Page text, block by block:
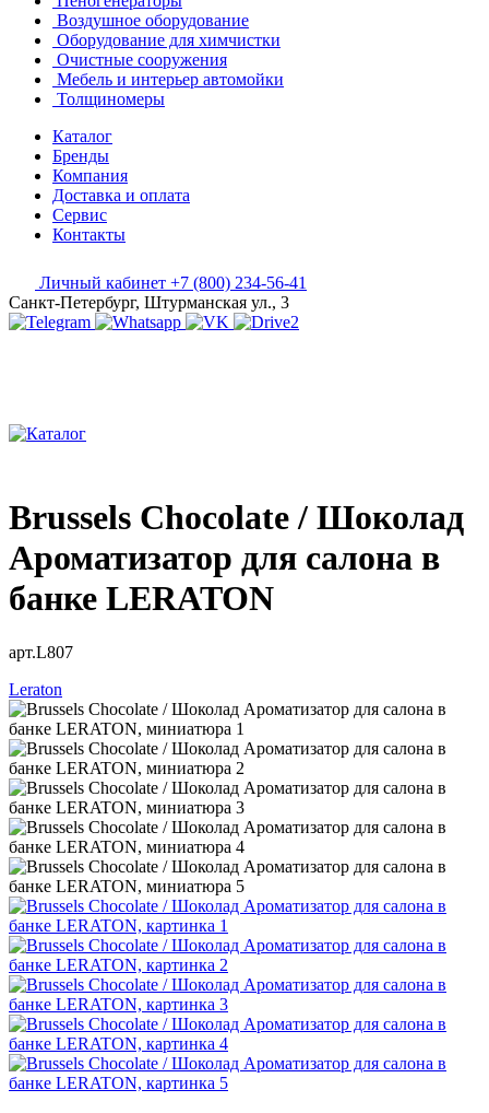
Воздушное оборудование
Оборудование для химчистки
Очистные сооружения
Мебель и интерьер автомойки
Толщиномеры
Каталог
Бренды
Компания
Доставка и оплата
Сервис
Контакты
Личный кабинет +7 (800) 234-56-41
Санкт-Петербург, Штурманская ул., 3
Brussels Chocolate / Шоколад
Ароматизатор для салона в
банке LERATON
арт.L807
Leraton